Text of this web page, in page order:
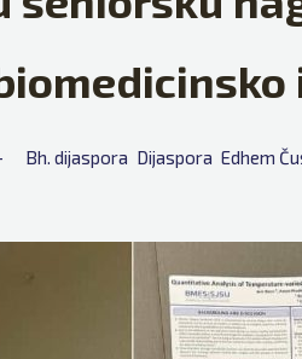
Bh. dijaspora Dijaspora Edhem